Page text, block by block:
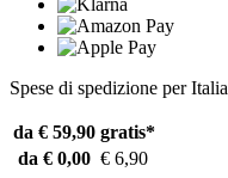
Spese di spedizione per Italia
da € 59,90 gratis*
da € 0,00 € 6,90